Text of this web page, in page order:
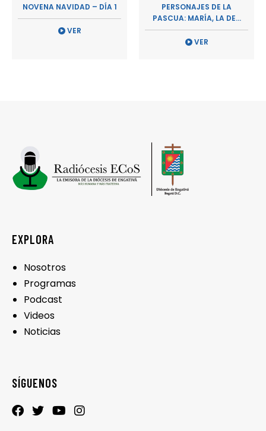
NOVENA NAVIDAD – DÍA 1
VER
PERSONAJES DE LA
PASCUA: MARÍA, LA DE...
VER
EXPLORA
Nosotros
Programas
Podcast
Videos
Noticias
SÍGUENOS